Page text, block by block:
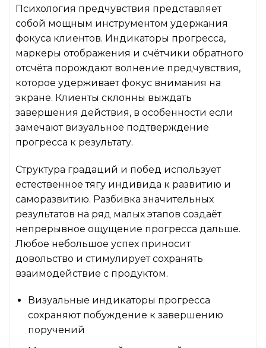
Психология предчувствия представляет
собой мощным инструментом удержания
фокуса клиентов. Индикаторы прогресса,
маркеры отображения и счётчики обратного
отсчёта порождают волнение предчувствия,
которое удерживает фокус внимания на
экране. Клиенты склонны выждать
завершения действия, в особенности если
замечают визуальное подтверждение
прогресса к результату.
Структура градаций и побед использует
естественное тягу индивида к развитию и
саморазвитию. Разбивка значительных
результатов на ряд малых этапов создаёт
непрерывное ощущение прогресса дальше.
Любое небольшое успех приносит
довольство и стимулирует сохранять
взаимодействие с продуктом.
Визуальные индикаторы прогресса
сохраняют побуждение к завершению
поручений